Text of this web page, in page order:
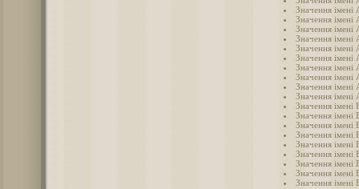
Значення імені
Значення імені
Значення імені
Значення імені
Значення імені
Значення імені
Значення імені
Значення імені
Значення імені
Значення імені
Значення імені
Значення імені
Значення імені
Значення імені
Значення імені
Значення імені
Значення імені
Значення імені
Значення імені